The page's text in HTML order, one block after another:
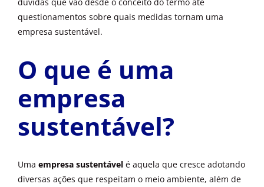
questionamentos sobre quais medidas tornam uma
empresa sustentável.
O que é uma
empresa
sustentável?
Uma empresa sustentável é aquela que cresce adotando
diversas ações que respeitam o meio ambiente, além de